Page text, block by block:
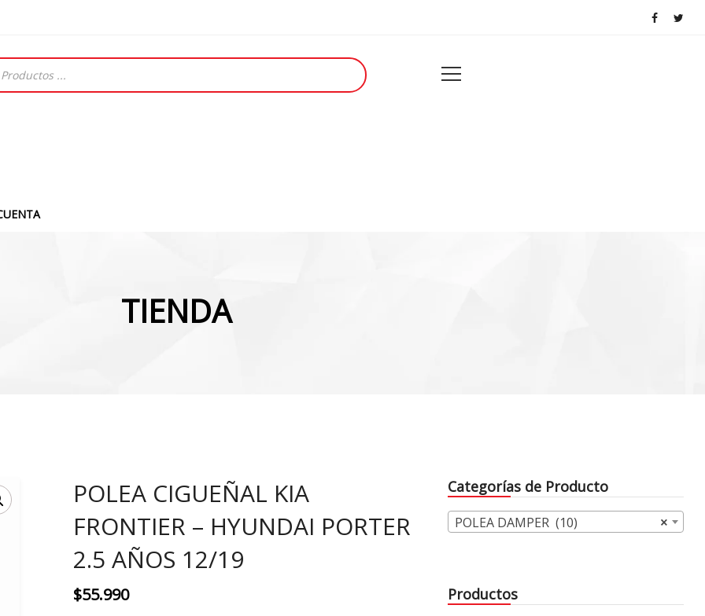
TIENDA
POLEA CIGUEÑAL KIA
FRONTIER – HYUNDAI PORTER
2.5 AÑOS 12/19
$55.990
Categorías de Producto
×
POLEA DAMPER (10)
Productos